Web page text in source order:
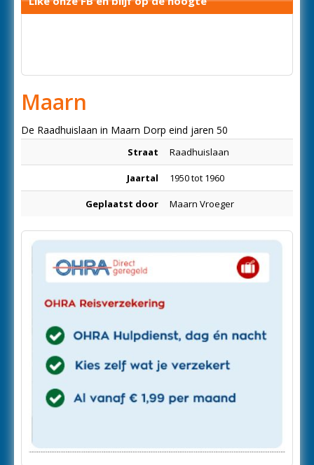
Maarn
De Raadhuislaan in Maarn Dorp eind jaren 50
Straat Raadhuislaan
Jaartal 1950 tot 1960
Geplaatst door Maarn Vroeger